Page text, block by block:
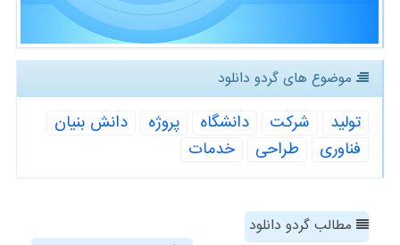
موضوع های گردو دانلود
تولید شركت دانشگاه پروژه
دانش بنیان
فناوری
طراحی خدمات
مطالب گردو دانلود